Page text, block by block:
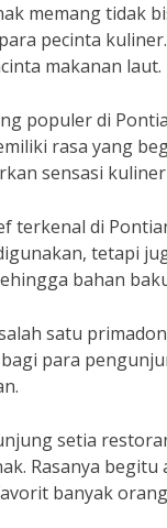
memang tidak
pecinta
makanan laut.
populer di
rasa yang
sensasi
terkenal di
tetapi
bahan
satu
para
setia
Rasanya
banyak